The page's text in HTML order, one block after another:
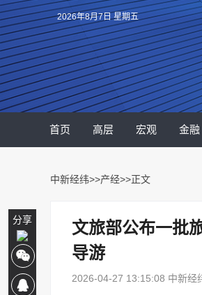
分享
2026年8月7日 星期五
首页 高层 宏观 金融
中新经纬>>产经>>正文
文旅部公布一批
导游
2026-04-27 13:15:08 中新经